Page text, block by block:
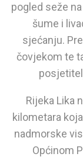
pogled seže
šume i
sjećanju.
čovjekom te
Rijeka Lika
kilometara
nadmorske
Općinom